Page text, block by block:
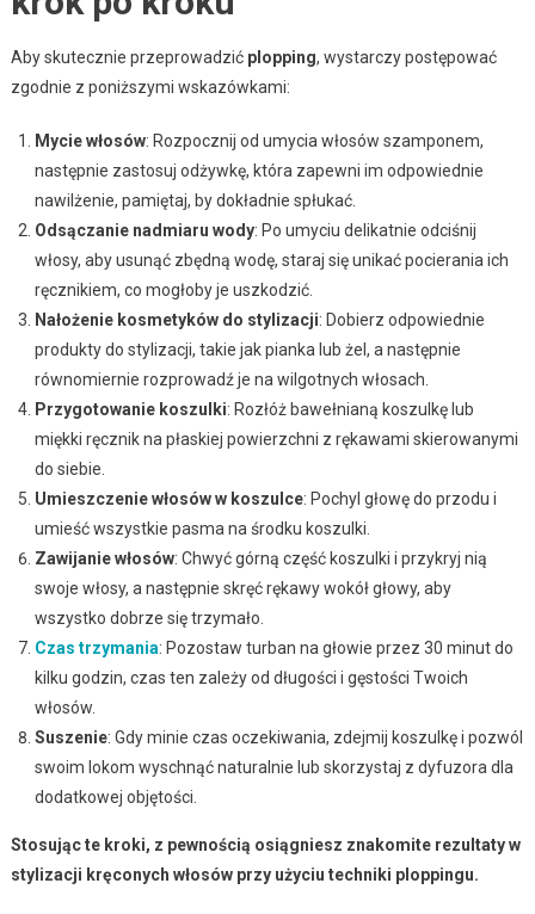
Aby skutecznie przeprowadzić plopping, wystarczy postępować
zgodnie z poniższymi wskazówkami:
Mycie włosów: Rozpocznij od umycia włosów szamponem,
następnie zastosuj odżywkę, która zapewni im odpowiednie
nawilżenie, pamiętaj, by dokładnie spłukać.
Odsączanie nadmiaru wody: Po umyciu delikatnie odciśnij
włosy, aby usunąć zbędną wodę, staraj się unikać pocierania ich
ręcznikiem, co mogłoby je uszkodzić.
Nałożenie kosmetyków do stylizacji: Dobierz odpowiednie
produkty do stylizacji, takie jak pianka lub żel, a następnie
równomiernie rozprowadź je na wilgotnych włosach.
Przygotowanie koszulki: Rozłóż bawełnianą koszulkę lub
miękki ręcznik na płaskiej powierzchni z rękawami skierowanymi
do siebie.
Umieszczenie włosów w koszulce: Pochyl głowę do przodu i
umieść wszystkie pasma na środku koszulki.
Zawijanie włosów: Chwyć górną część koszulki i przykryj nią
swoje włosy, a następnie skręć rękawy wokół głowy, aby
wszystko dobrze się trzymało.
Czas trzymania: Pozostaw turban na głowie przez 30 minut do
kilku godzin, czas ten zależy od długości i gęstości Twoich
włosów.
Suszenie: Gdy minie czas oczekiwania, zdejmij koszulkę i pozwól
swoim lokom wyschnąć naturalnie lub skorzystaj z dyfuzora dla
dodatkowej objętości.
Stosując te kroki, z pewnością osiągniesz znakomite rezultaty w
stylizacji kręconych włosów przy użyciu techniki ploppingu.